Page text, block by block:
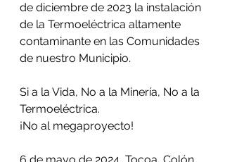
de diciembre de 2023 la instalación
de la Termoeléctrica altamente
contaminante en las Comunidades
de nuestro Municipio.
Si a la Vida, No a la Minería, No a la
Termoeléctrica.
¡No al megaproyecto!